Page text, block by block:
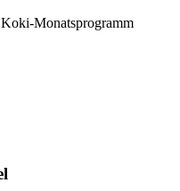
Monatsprogramm